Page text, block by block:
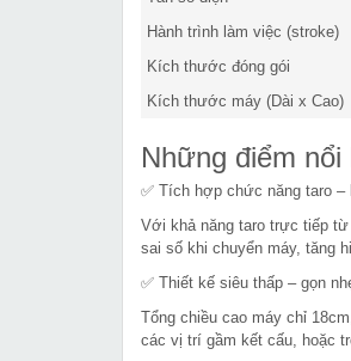
Hành trình làm việc (stroke)
Kích thước đóng gói
Kích thước máy (Dài x Cao)
Những điểm
✅ Tích hợp chức năng taro
Với khả năng taro trực tiếp
sai số khi chuyển máy, tăng
✅ Thiết kế siêu thấp – gọn
Tổng chiều cao máy chỉ
các vị trí gầm kết cấu, hoặc